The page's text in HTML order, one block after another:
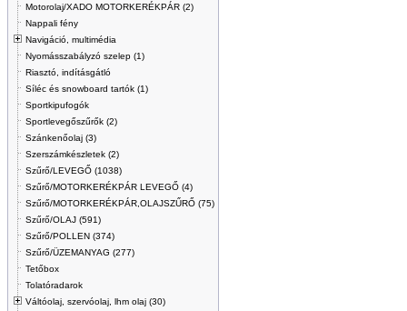
Motorolaj/XADO MOTORKERÉKPÁR (2)
Nappali fény
Navigáció, multimédia
Nyomásszabályzó szelep (1)
Riasztó, indításgátló
Síléc és snowboard tartók (1)
Sportkipufogók
Sportlevegőszűrők (2)
Szánkenőolaj (3)
Szerszámkészletek (2)
Szűrő/LEVEGŐ (1038)
Szűrő/MOTORKERÉKPÁR LEVEGŐ (4)
Szűrő/MOTORKERÉKPÁR,OLAJSZŰRŐ (75)
Szűrő/OLAJ (591)
Szűrő/POLLEN (374)
Szűrő/ÜZEMANYAG (277)
Tetőbox
Tolatóradarok
Váltóolaj, szervóolaj, lhm olaj (30)